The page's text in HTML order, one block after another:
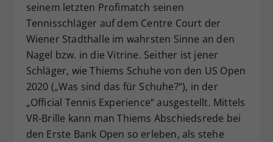
seinem letzten Profimatch seinen
Tennisschläger auf dem Centre Court der
Wiener Stadthalle im wahrsten Sinne an den
Nagel bzw. in die Vitrine. Seither ist jener
Schläger, wie Thiems Schuhe von den US Open
2020 („Was sind das für Schuhe?“), in der
„Official Tennis Experience“ ausgestellt. Mittels
VR-Brille kann man Thiems Abschiedsrede bei
den Erste Bank Open so erleben, als stehe